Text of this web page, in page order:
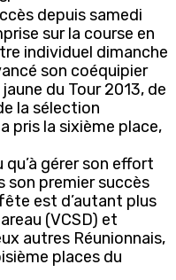
depuis samedi
sur la course en
individuel dimanche
son coéquipier
du Tour 2013, de
la sélection
pris la sixième place,
qu’à gérer son effort
son premier succès
est d’autant plus
(VCSD) et
autres Réunionnais,
places du